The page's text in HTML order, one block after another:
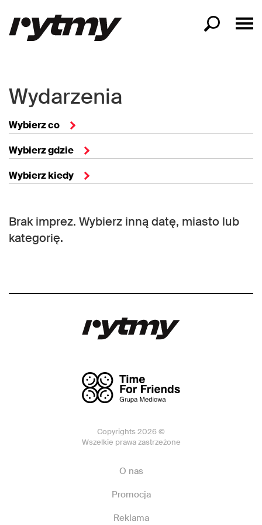
Wydarzenia
Wybierz co
Wybierz gdzie
Wybierz kiedy
Brak imprez. Wybierz inną datę, miasto lub
kategorię.
Copyrights 2026 ©
Wszelkie prawa zastrzeżone
O nas
Promocja
Reklama